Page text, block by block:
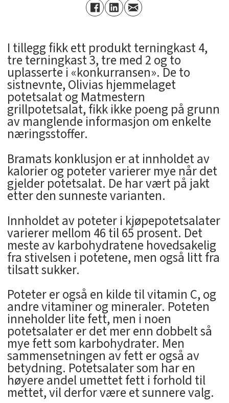
I tillegg fikk ett produkt terningkast 4,
tre terningkast 3, tre med 2 og to
uplasserte i «konkurransen». De to
sistnevnte, Olivias hjemmelaget
potetsalat og Matmestern
grillpotetsalat, fikk ikke poeng på grunn
av manglende informasjon om enkelte
næringsstoffer.
Bramats konklusjon er at innholdet av
kalorier og poteter varierer mye når det
gjelder potetsalat. De har vært på jakt
etter den sunneste varianten.
Innholdet av poteter i kjøpepotetsalater
varierer mellom 46 til 65 prosent. Det
meste av karbohydratene hovedsakelig
fra stivelsen i potetene, men også litt fra
tilsatt sukker.
Poteter er også en kilde til vitamin C, og
andre vitaminer og mineraler. Poteten
inneholder lite fett, men i noen
potetsalater er det mer enn dobbelt så
mye fett som karbohydrater. Men
sammensetningen av fett er også av
betydning. Potetsalater som har en
høyere andel umettet fett i forhold til
mettet, vil derfor være et sunnere valg.